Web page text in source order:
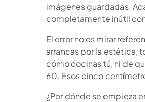
imágenes guardadas.
completamente inútil
El error no es mirar
arrancas por la estética,
cómo cocinas tú, ni de
60. Esos cinco
¿Por dónde se empieza